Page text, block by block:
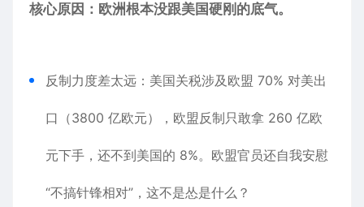
核心原因：欧洲根本没跟美国硬刚的底气。
反制力度差太远： 美国关税涉及欧盟 70% 对美出
口 （3800 亿欧元），欧盟反制只敢拿 260 亿欧
元下手，还不到美国的 8%。欧盟官员还自我安慰
“不搞针锋相对”，这不是怂是什么 ？